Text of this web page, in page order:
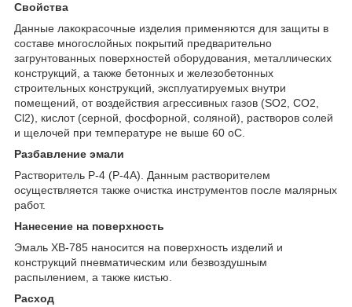
Свойства
Данные лакокрасочные изделия применяются для защиты в
составе многослойных покрытий предварительно
загрунтованных поверхностей оборудования, металлических
конструкций, а также бетонных и железобетонных
строительных конструкций, эксплуатируемых внутри
помещений, от воздействия агрессивных газов (SO2, CO2,
Cl2), кислот (серной, фосфорной, соляной), растворов солей
и щелочей при температуре не выше 60 оС.
Разбавление эмали
Растворитель Р-4 (Р-4А). Данным растворителем
осуществляется также очистка инструментов после малярных
работ.
Нанесение на поверхность
Эмаль ХВ-785 наносится на поверхность изделий и
конструкций пневматическим или безвоздушным
распылением, а также кистью.
Расход